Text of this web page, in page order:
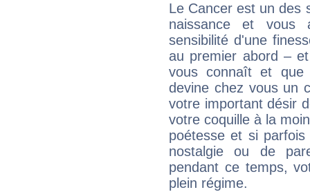
Le Cancer est un des
naissance et vous
sensibilité d'une
au premier abord –
vous connaît et
devine chez vous un
votre important désir
votre coquille à la
poétesse et si
nostalgie ou de
pendant ce temps,
plein régime.